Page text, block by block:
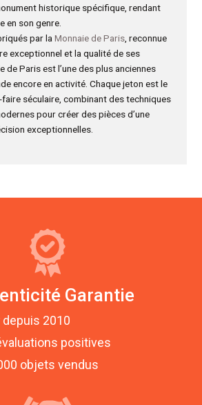
historique spécifique, rendant
en son genre.
par laMonnaie de Paris, reconnue
exceptionnel et la qualité de ses
de Paris est l’une des plus anciennes
encore en activité. Chaque jeton est le
séculaire, combinant des techniques
pour créer des pièces d’une
exceptionnelles.
Garantie
2010
positives
objets vendus